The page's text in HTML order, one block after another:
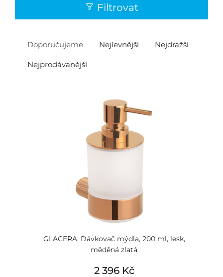
Filtrovat
Doporučujeme Nejlevnější Nejdražší
Nejprodávanější
GLACERA: Dávkovač mýdla, 200 ml, lesk,
měděná zlatá
2 396 Kč